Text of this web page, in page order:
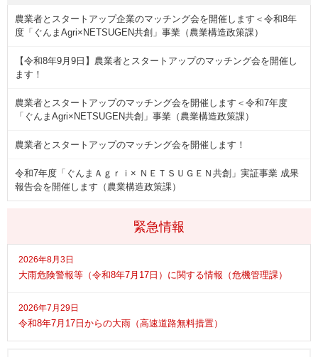
緊急情報
2026年8月3日
大雨危険警報等（令和8年7月17日）に関する情報（危機管理課）
2026年7月29日
令和8年7月17日からの大雨（高速道路無料措置）
農業者とスタートアップ企業のマッチング会を開催します＜令和8年
度「ぐんまAgri×NETSUGEN共創」事業（農業構造政策課）
【令和8年9月9日】農業者とスタートアップのマッチング会を開催し
ます！
農業者とスタートアップのマッチング会を開催します＜令和7年度
「ぐんまAgri×NETSUGEN共創」事業（農業構造政策課）
農業者とスタートアップのマッチング会を開催します！
令和7年度「ぐんまＡｇｒｉ× ＮＥＴＳＵＧＥＮ共創」実証事業 成果
報告会を開催します（農業構造政策課）